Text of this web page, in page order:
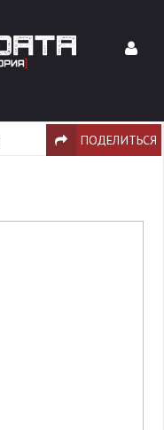
ПОДЕЛИТЬСЯ